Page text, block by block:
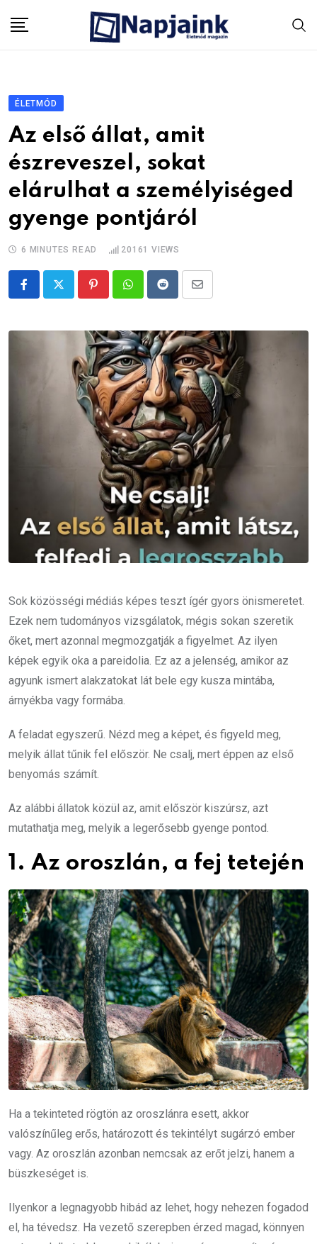
ÉLETMÓD
Az első állat, amit
észreveszel, sokat
elárulhat a személyiséged
gyenge pontjáról
6 MINUTES READ 20161 VIEWS
PinterestWhatsappRedditShare
Email
Sok közösségi médiás képes teszt ígér gyors önismeretet.
Ezek nem tudományos vizsgálatok, mégis sokan szeretik
őket, mert azonnal megmozgatják a figyelmet. Az ilyen
képek egyik oka a pareidolia. Ez az a jelenség, amikor az
agyunk ismert alakzatokat lát bele egy kusza mintába,
árnyékba vagy formába.
A feladat egyszerű. Nézd meg a képet, és figyeld meg,
melyik állat tűnik fel először. Ne csalj, mert éppen az első
benyomás számít.
Az alábbi állatok közül az, amit először kiszúrsz, azt
mutathatja meg, melyik a legerősebb gyenge pontod.
1. Az oroszlán, a fej tetején
Ha a tekinteted rögtön az oroszlánra esett, akkor
valószínűleg erős, határozott és tekintélyt sugárzó ember
vagy. Az oroszlán azonban nemcsak az erőt jelzi, hanem a
büszkeséget is.
Ilyenkor a legnagyobb hibád az lehet, hogy nehezen fogadod
el, ha tévedsz. Ha vezető szerepben érzed magad, könnyen